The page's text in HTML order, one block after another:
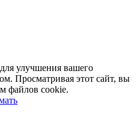
улучшения вашего
Просматривая этот сайт, вы
файлов cookie.